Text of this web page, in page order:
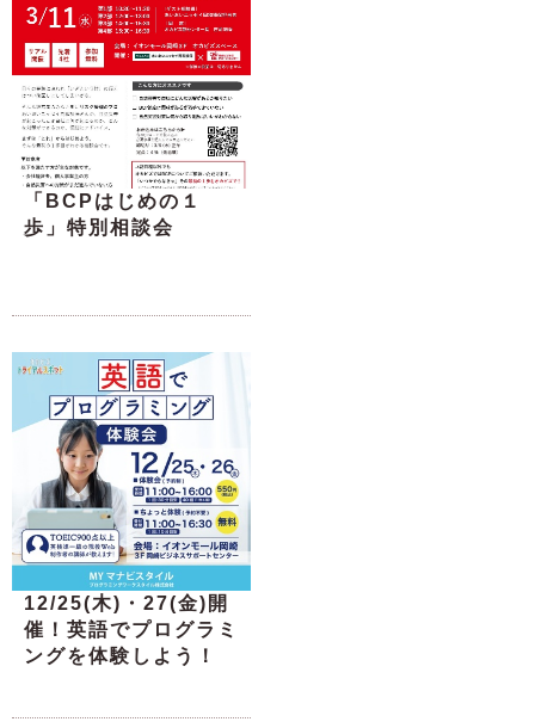
「BCPはじめの１
歩」特別相談会
12/25(木)・27(金)開
催！英語でプログラミ
ングを体験しよう！